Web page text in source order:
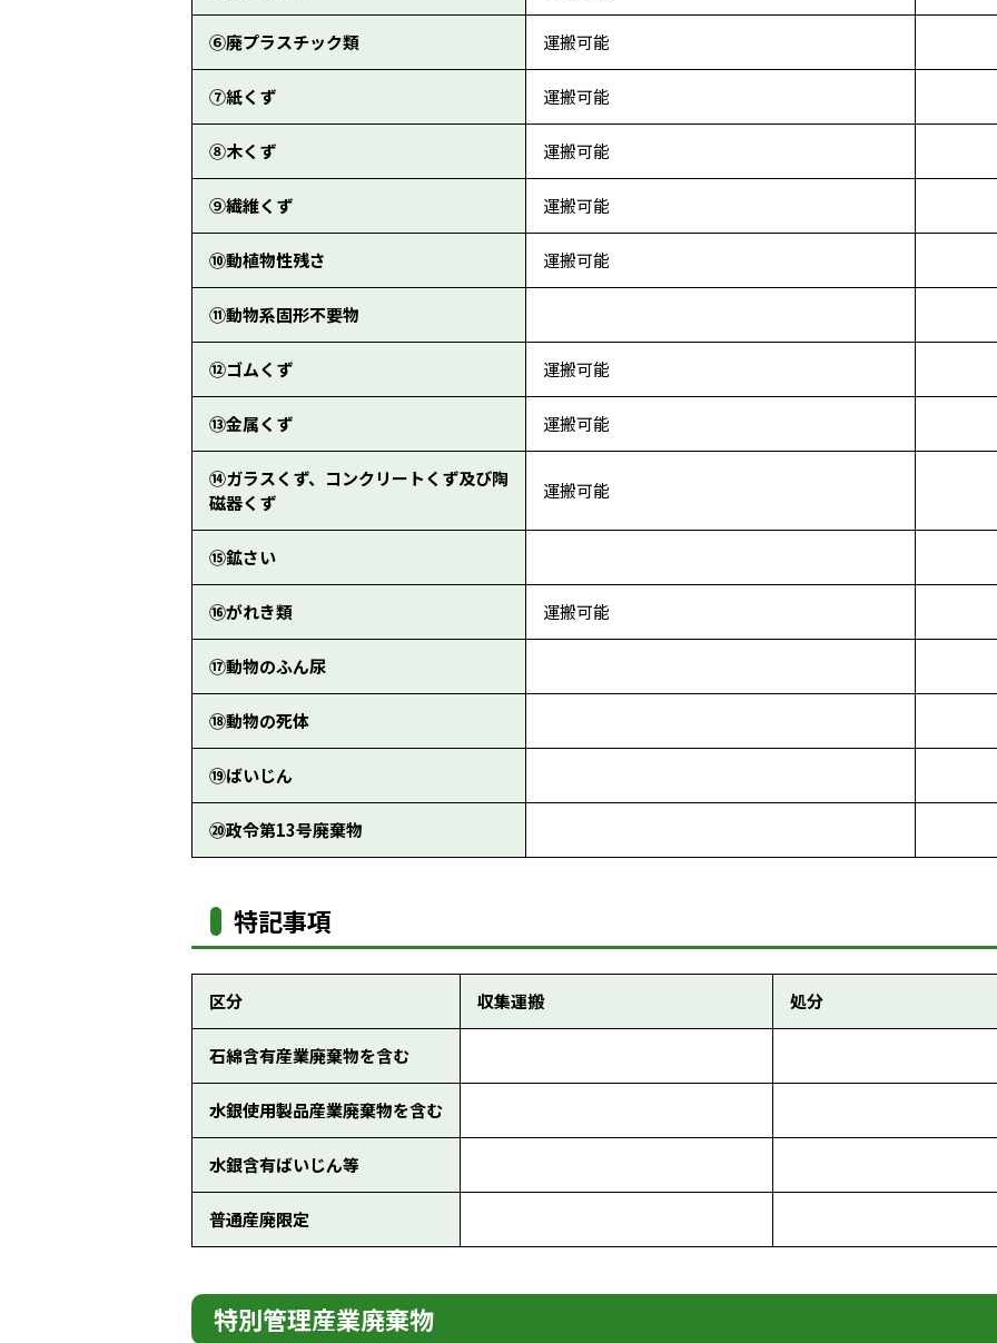
⑥廃プラスチック類 運搬可能
⑦紙くず 運搬可能
⑧木くず 運搬可能
⑨繊維くず 運搬可能
⑩動植物性残さ 運搬可能
⑪動物系固形不要物
⑫ゴムくず 運搬可能
⑬金属くず 運搬可能
⑭ガラスくず、コンクリートくず及び陶
磁器くず
運搬可能
⑮鉱さい
⑯がれき類 運搬可能
⑰動物のふん尿
⑱動物の死体
⑲ばいじん
⑳政令第13号廃棄物
特記事項
区分 収集運搬 処分
石綿含有産業廃棄物を含む
水銀使用製品産業廃棄物を含む
水銀含有ばいじん等
普通産廃限定
特別管理産業廃棄物